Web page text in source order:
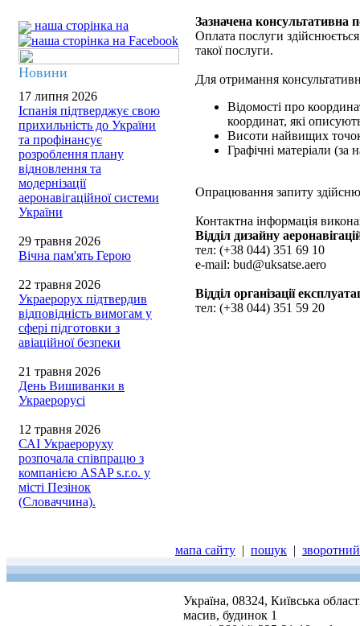
наша сторінка на
Новини
17 липня 2026
Іспанія підтверджує свою
прихильність до України
та профінансує
розроблення плану
відновлення та
модернізації
аеронавігаційної системи
України
29 травня 2026
Вічна пам'ять Герою
22 травня 2026
Украерорух підтвердив
відповідність вимогам у
сфері підготовки з
авіаційної безпеки
21 травня 2026
День Вишиванки в
Украерорусі
12 травня 2026
САІ Украероруху
розпочала співпрацю з
компанією ASAP s.r.o. у
місті Пезінок
(Словаччина).
Зазначена консультативна
Оплата послуги
такої послуги.
Для отримання
Відомості про
координат, які
Висоти найвищих точок
Графічні матеріали (за
Опрацювання запиту
Контактна інформація
Відділ дизайну
тел: (+38 044) 351 69 10
e-mail: bud@uksatse.aero
Відділ організації
тел: (+38 044) 351 59 20
мапа сайту | пошук |
Україна, 08324, Київська
масив, будинок 1